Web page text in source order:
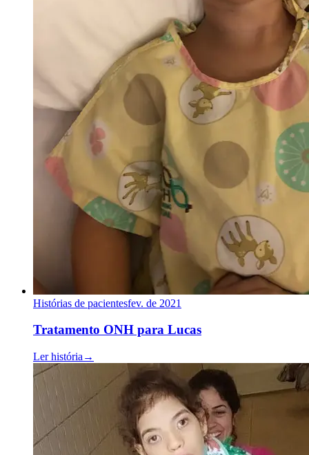
Histórias de pacientesfev. de 2021
Tratamento ONH para Lucas
Ler história →